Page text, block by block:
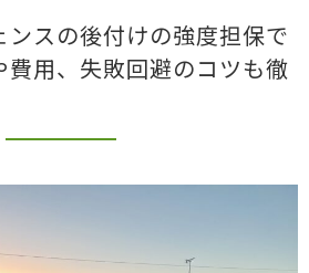
ンスの後付けの強度担保で
費用、失敗回避のコツも徹